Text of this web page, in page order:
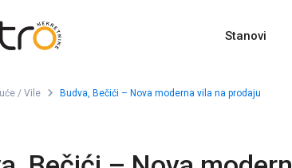
Stanovi
/ Vile Budva, Bečići – Nova moderna vila na prodaju